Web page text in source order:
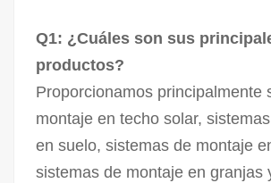
Q1: ¿Cuáles son sus
productos?
Proporcionamos principalmente
montaje en techo solar,
en suelo, sistemas de montaje
sistemas de montaje en granjas